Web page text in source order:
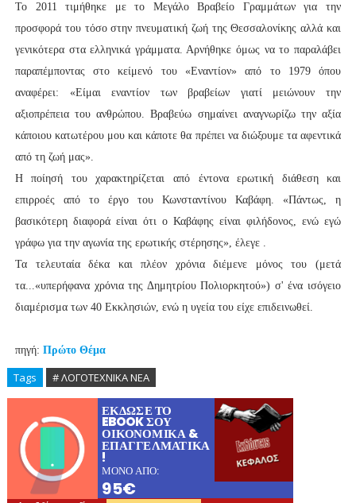
Το 2011 τιμήθηκε με το Μεγάλο Βραβείο Γραμμάτων για την
προσφορά του τόσο στην πνευματική ζωή της Θεσσαλονίκης αλλά και
γενικότερα στα ελληνικά γράμματα. Αρνήθηκε όμως να το παραλάβει
παραπέμποντας στο κείμενό του «Εναντίον» από το 1979 όπου
αναφέρει: «Είμαι εναντίον των βραβείων γιατί μειώνουν την
αξιοπρέπεια του ανθρώπου. Βραβεύω σημαίνει αναγνωρίζω την αξία
κάποιου κατωτέρου μου και κάποτε θα πρέπει να διώξουμε τα αφεντικά
από τη ζωή μας».
Η ποίησή του χαρακτηρίζεται από έντονα ερωτική διάθεση και
επιρροές από το έργο του Κωνσταντίνου Καβάφη. «Πάντως, η
βασικότερη διαφορά είναι ότι ο Καβάφης είναι φιλήδονος, ενώ εγώ
γράφω για την αγωνία της ερωτικής στέρησης», έλεγε .
Τα τελευταία δέκα και πλέον χρόνια διέμενε μόνος του (μετά
τα...«υπερήφανα χρόνια της Δημητρίου Πολιορκητού») σ' ένα ισόγειο
διαμέρισμα των 40 Εκκλησιών, ενώ η υγεία του είχε επιδεινωθεί.
πηγή: Πρώτο Θέμα
Tags # ΛΟΓΟΤΕΧΝΙΚΑ ΝΕΑ